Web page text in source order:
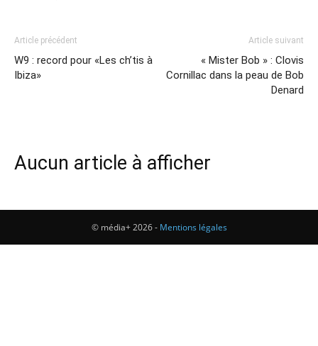
Article précédent
W9 : record pour «Les ch’tis à
Ibiza»
Article suivant
« Mister Bob » : Clovis
Cornillac dans la peau de Bob
Denard
Aucun article à afficher
© média+ 2026 - Mentions légales